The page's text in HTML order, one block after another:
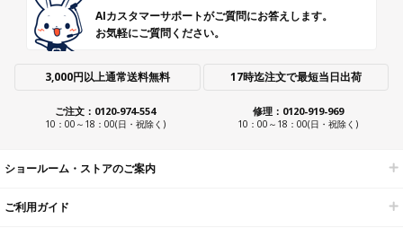
AIカスタマーサポートがご質問にお答えします。
お気軽にご質問ください。
3,000円以上通常送料無料 17時迄注文で最短当日出荷
ご注文：0120-974-554
10：00～18：00(日・祝除く)
修理：0120-919-969
10：00～18：00(日・祝除く)
ショールーム・ストアのご案内
ご利用ガイド